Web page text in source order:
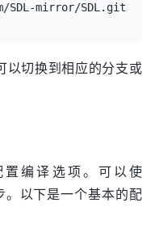
以切换到相应的分支或
编译选项。可以使
。以下是一个基本的配